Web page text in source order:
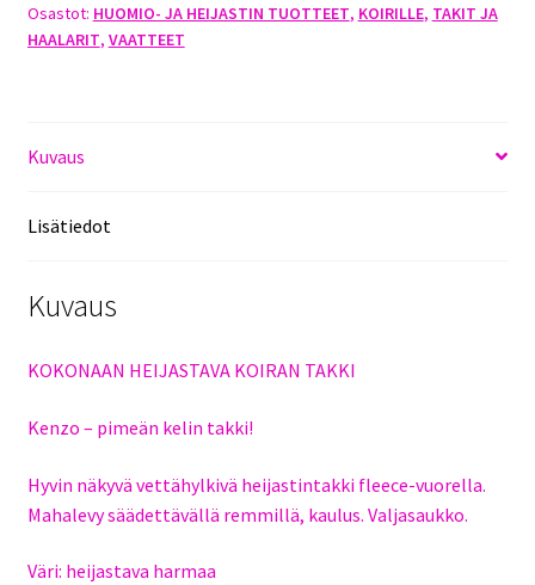
55CM
määrä
Osastot: HUOMIO- JA HEIJASTIN TUOTTEET, KOIRILLE, TAKIT JA
HAALARIT, VAATTEET
Kuvaus
Lisätiedot
Kuvaus
KOKONAAN HEIJASTAVA KOIRAN TAKKI
Kenzo – pimeän kelin takki!
Hyvin näkyvä vettähylkivä heijastintakki fleece-vuorella.
Mahalevy säädettävällä remmillä, kaulus. Valjasaukko.
Väri: heijastava harmaa